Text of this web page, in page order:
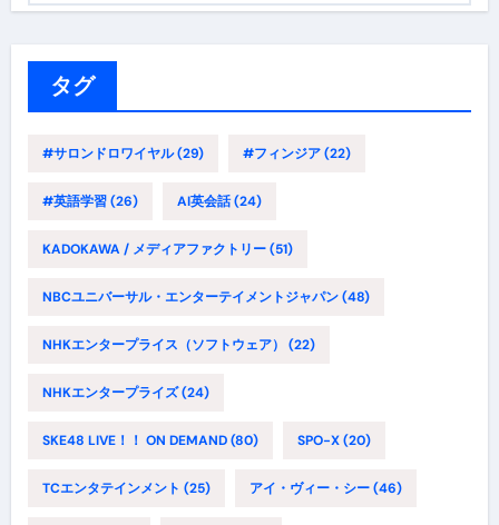
タグ
#サロンドロワイヤル(29) #フィンジア(22)
#英語学習(26) AI英会話(24)
KADOKAWA / メディアファクトリー(51)
NBCユニバーサル・エンターテイメントジャパン(48)
NHKエンタープライス（ソフトウェア） (22)
NHKエンタープライズ(24)
SKE48 LIVE！！ ON DEMAND(80) SPO-X(20)
TCエンタテインメント (25) アイ・ヴィー・シー(46)